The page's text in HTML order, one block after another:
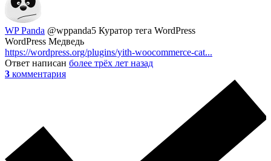
WP Panda @wppanda5 Куратор тега WordPress
WordPress Mедведь
https://wordpress.org/plugins/yith-woocommerce-cat...
Ответ написан более трёх лет назад
3 комментария